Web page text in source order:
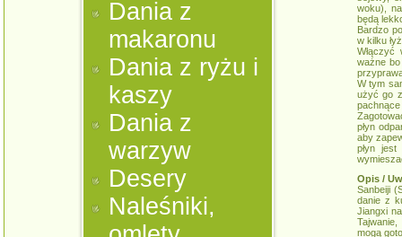
Dania z
makaronu
Dania z ryżu i
kaszy
Dania z
warzyw
Desery
Naleśniki,
woku),
będą
Bardzo
w kilku
Włączyć
ważne
W tym
użyć go
płyn
aby
płyn
Opis /
Sanbeiji
danie z
Jiangxi
mogą